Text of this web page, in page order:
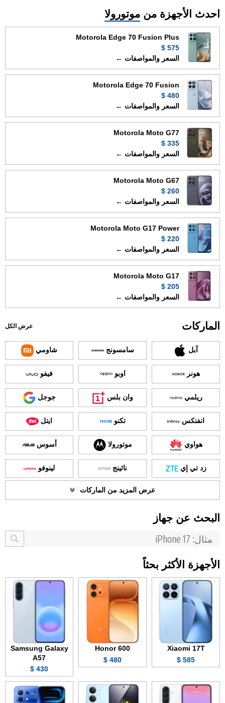
احدث الأجهزة من موتورولا
Motorola Edge 70 Fusion Plus
575 $
السعر والمواصفات ←
Motorola Edge 70 Fusion
480 $
السعر والمواصفات ←
Motorola Moto G77
335 $
السعر والمواصفات ←
Motorola Moto G67
260 $
السعر والمواصفات ←
Motorola Moto G17 Power
220 $
السعر والمواصفات ←
Motorola Moto G17
205 $
السعر والمواصفات ←
الماركات عرض الكل
آبل سامسونج شاومي
هونر اوبو فيفو
ريلمي وان بلس جوجل
انفنكس تكنو ايتل
هواوي موتورولا أسوس
زد تي إي ناثينج لينوفو
عرض المزيد من الماركات
البحث عن جهاز
الأجهزة الأكثر بحثاً
Xiaomi 17T
585 $
Honor 600
480 $
Samsung Galaxy
A57
430 $